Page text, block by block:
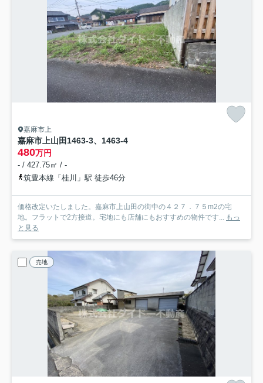
嘉麻市上
嘉麻市上山田1463-3、1463-4
480万円
- / 427.75㎡ / -
筑豊本線「桂川」駅 徒歩46分
価格改定いたしました。嘉麻市上山田の街中の４２７．７５m2の宅
地。フラットで2方接道。宅地にも店舗にもおすすめの物件です...
もっ
と見る
売地